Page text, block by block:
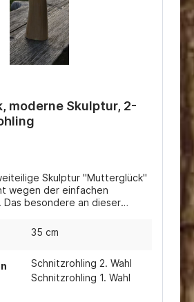
moderne Skulptur, 2-
Skulptur "Mutterglück"
wegen der einfachen
Das besondere an dieser
besteht.Der Holzrohling ist auch
gut geeignet, da kein
35 cm
Schnitzrohling 2. Wahl
Schnitzrohling 1. Wahl